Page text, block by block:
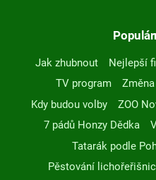
Jak zhubnout Nejlepší
TV program
Kdy budou volby
ZOO
7 pádů Honzy Dědka
Tatarák podle
Pěstování